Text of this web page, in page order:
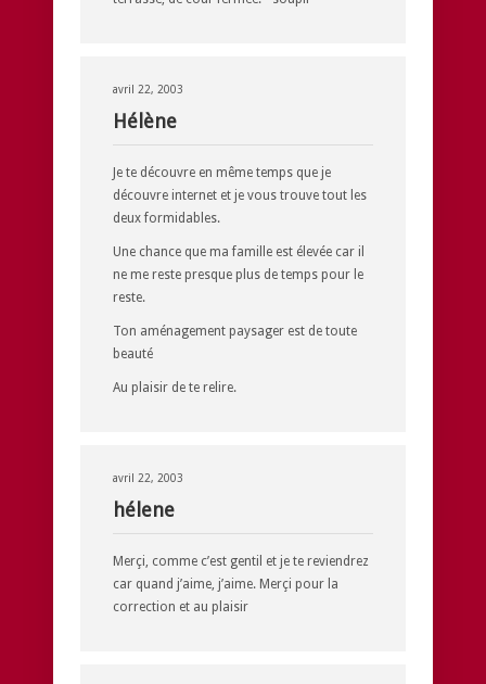
avril 22, 2003
Hélène
Je te découvre en même temps que je
découvre internet et je vous trouve tout les
deux formidables.
Une chance que ma famille est élevée car il
ne me reste presque plus de temps pour le
reste.
Ton aménagement paysager est de toute
beauté
Au plaisir de te relire.
avril 22, 2003
hélene
Merçi, comme c’est gentil et je te reviendrez
car quand j’aime, j’aime. Merçi pour la
correction et au plaisir